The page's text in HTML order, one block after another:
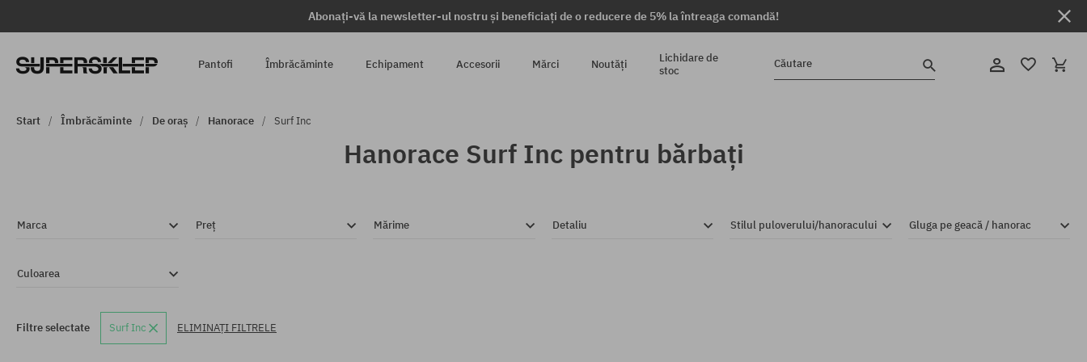
Abonați-vă la newsletter-ul nostru și beneficiați de o reducere de 5% la întreaga comandă!
Pantofi Îmbrăcăminte Echipament Accesorii Mărci Noutăți
Lichidare de
stoc
Căutare
Start Îmbrăcăminte De oraș Hanorace Surf Inc
Hanorace Surf Inc pentru bărbați
Marca Preț Mărime Detaliu Stilul puloverului/hanoracului Gluga pe geacă / hanorac
Culoarea
Filtre selectate Surf Inc ELIMINAȚI FILTRELE